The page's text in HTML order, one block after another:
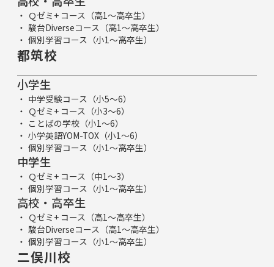
Ｑゼミ+ コース（高1～高卒生）
駿台Diverseコース（高1～高卒生）
個別学習コース（小1～高卒生）
都筑校
小学生
中学受験コース（小5～6）
Ｑゼミ+ コース（小3～6）
ことばの学校（小1～6）
小学英語YOM-TOX（小1～6）
個別学習コース（小1～高卒生）
中学生
Ｑゼミ+ コース（中1～3）
個別学習コース（小1～高卒生）
高校・高卒生
Ｑゼミ+ コース（高1～高卒生）
駿台Diverseコース（高1～高卒生）
個別学習コース（小1～高卒生）
二俣川校